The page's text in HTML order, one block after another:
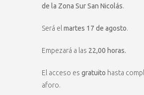
de la Zona Sur San Nicolás.
Será el martes 17 de agosto.
Empezará a las 22,00 horas.
El acceso es gratuito hasta
aforo.